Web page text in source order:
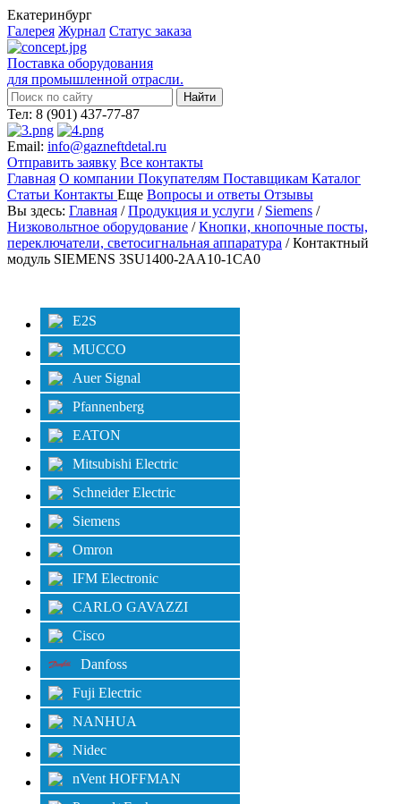
Екатеринбург
Галерея Журнал Статус заказа
Поставка оборудования
для промышленной отрасли.
Тел: 8 (901) 437-77-87
Email: info@gazneftdetal.ru
Отправить заявку Все контакты
Главная О компании Покупателям Поставщикам Каталог
Статьи Контакты Еще Вопросы и ответы Отзывы
Вы здесь: Главная /Продукция и услуги / Siemens /
Низковольтное оборудование /Кнопки, кнопочные посты,
переключатели, светосигнальная аппаратура / Контактный
модуль SIEMENS 3SU1400-2AA10-1CA0
E2S
MUCCO
Auer Signal
Pfannenberg
EATON
Mitsubishi Electric
Schneider Electric
Siemens
Omron
IFM Electronic
CARLO GAVAZZI
Cisco
Danfoss
Fuji Electric
NANHUA
Nidec
nVent HOFFMAN